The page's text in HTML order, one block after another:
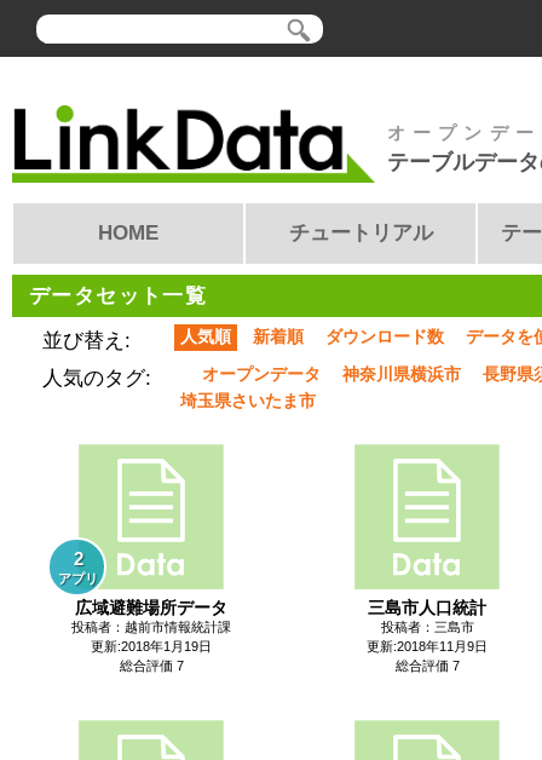
オープンデ
テーブルデー
HOME チュートリアル テ
データセット一覧
並び替え:
人気順 新着順 ダウンロード数 データを
人気のタグ: オープンデータ 神奈川県横浜市
長野県
埼玉県さいたま市
2
アプリ
広域避難場所データ
投稿者：越前市情報統計課
更新:2018年1月19日
総合評価 7
三島市人口統計
投稿者：三島市
更新:2018年11月9日
総合評価 7